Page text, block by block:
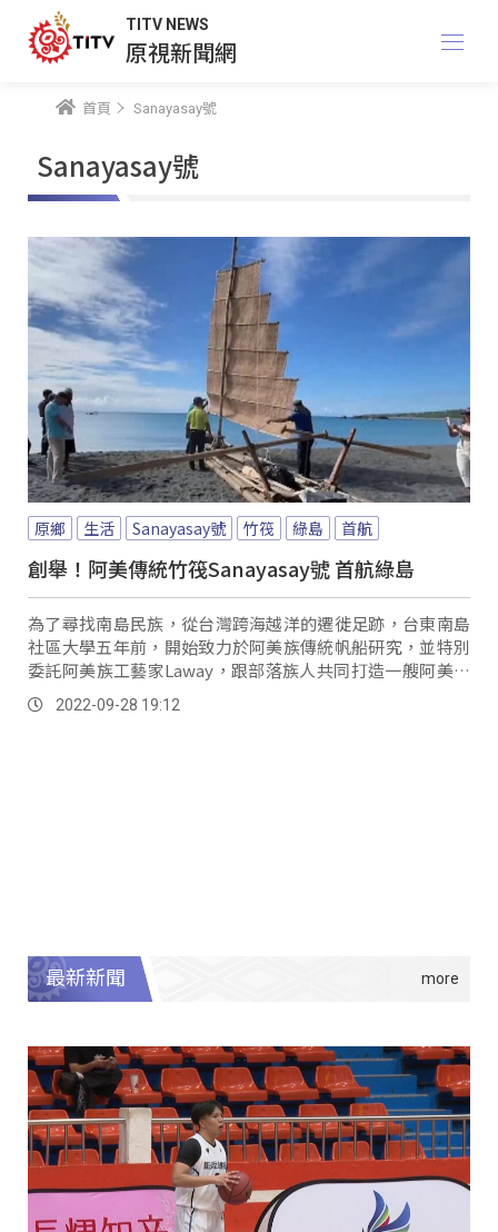
TITV NEWS
原視新聞網
首頁 Sanayasay號
Sanayasay號
原鄉 生活 Sanayasay號 竹筏 綠島 首航
創舉！阿美傳統竹筏Sanayasay號 首航綠島
為了尋找南島民族，從台灣跨海越洋的遷徙足跡，台東南島
社區大學五年前，開始致力於阿美族傳統帆船研究，並特別
委託阿美族工藝家Laway，跟部落族人共同打造一艘阿美族
傳統竹筏Sanayasay號，28號從東...。
2022-09-28 19:12
最新新聞